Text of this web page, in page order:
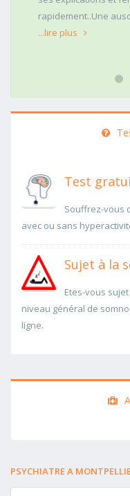
rapidement..Une
...lire plus
Test
Souffrez-vous
avec ou sans
Sujet à la
Etes-vous
niveau général de
ligne.
PSYCHIATRE A